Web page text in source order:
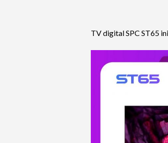
TV digital SPC ST65